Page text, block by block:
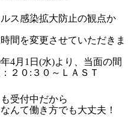
ス感染拡大防止の観点か
間を変更させていただきま
4月1日(水)より、当面の間
２０:３０～ＬＡＳＴ
受付中だから
んて働き方でも大丈夫！